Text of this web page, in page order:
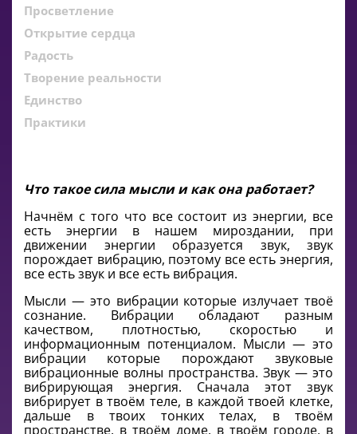
Просветление
Открытие сердца
Радость
Творение реальности
Единство
Практики
Что такое сила мысли и как она работает?
Начнём с того что все состоит из энергии, все
есть энергии в нашем мироздании, при
движении энергии образуется звук, звук
порождает вибрацию, поэтому все есть энергия,
все есть звук и все есть вибрация.
Мысли — это вибрации которые излучает твоё
сознание. Вибрации обладают разным
качеством, плотностью, скоростью и
информационным потенциалом. Мысли — это
вибрации которые порождают звуковые
вибрационные волны пространства. Звук — это
вибрирующая энергия. Сначала этот звук
вибрирует в твоём теле, в каждой твоей клетке,
дальше в твоих тонких телах, в твоём
пространстве, в твоём доме, в твоём городе, в